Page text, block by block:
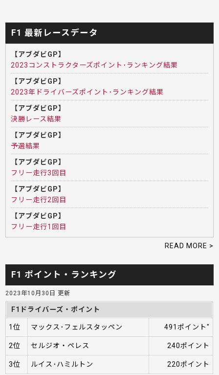
F1 最新レースデータ
【アブダビGP】
2023コンストラクターズポイント･ランキング結果
【アブダビGP】
2023年ドライバーズポイント･ランキング結果
【アブダビGP】
決勝レース結果
【アブダビGP】
予選結果
【アブダビGP】
フリー走行3回目
【アブダビGP】
フリー走行2回目
【アブダビGP】
フリー走行1回目
READ MORE >
F1 ポイント・ランキング
2023年10月30日 更新
F1ドライバーズ・ポイント
1位 マックス･フェルスタッペン 491ポイント"
2位 セルジオ・ペレス 240ポイント
3位 ルイス･ハミルトン 220ポイント